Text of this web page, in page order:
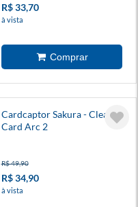
R$ 33,70
à vista
Cardcaptor Sakura - Clear
Card Arc 2
R$ 49,90
R$ 34,90
à vista